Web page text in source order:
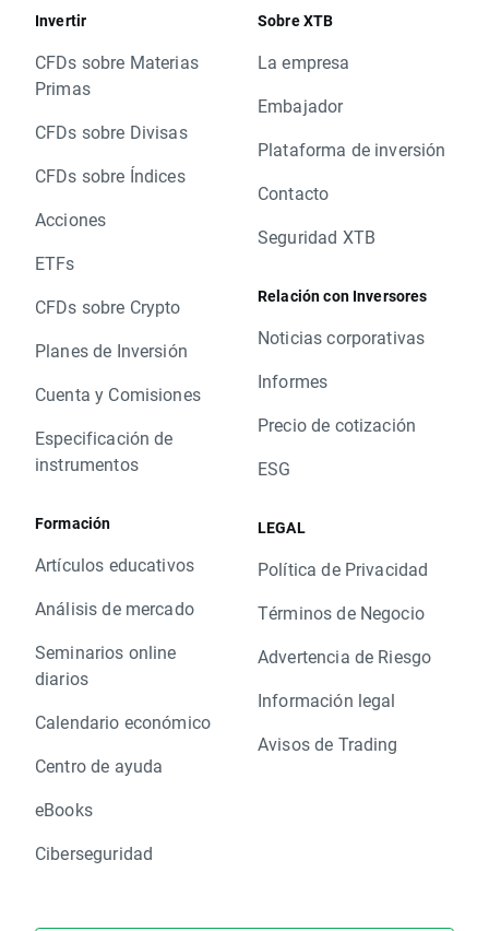
Invertir
CFDs sobre Materias
Primas
CFDs sobre Divisas
CFDs sobre Índices
Acciones
ETFs
CFDs sobre Crypto
Planes de Inversión
Cuenta y Comisiones
Especificación de
instrumentos
Formación
Artículos educativos
Análisis de mercado
Seminarios online
diarios
Calendario económico
Centro de ayuda
eBooks
Ciberseguridad
Sobre XTB
La empresa
Embajador
Plataforma de inversión
Contacto
Seguridad XTB
Relación con Inversores
Noticias corporativas
Informes
Precio de cotización
ESG
LEGAL
Política de Privacidad
Términos de Negocio
Advertencia de Riesgo
Información legal
Avisos de Trading